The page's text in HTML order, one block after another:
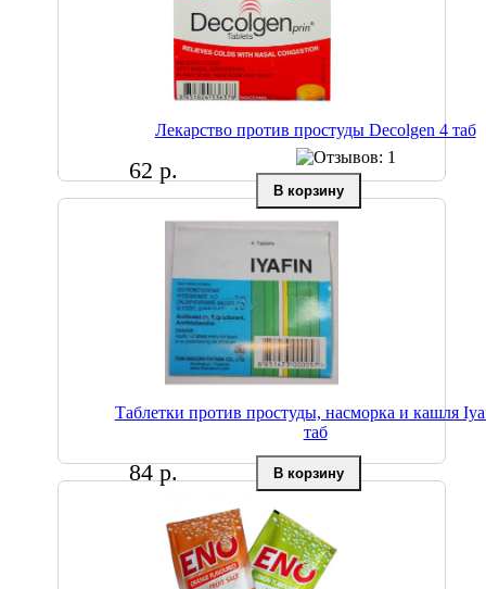
Лекарство против простуды Decolgen 4 таб
62 р.
Таблетки против простуды, насморка и кашля
таб
84 р.